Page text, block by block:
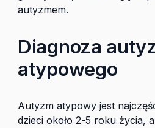
autyzmem.
Diagnoza
atypowego
Autyzm atypowy jest
dzieci około 2-5 roku życia,